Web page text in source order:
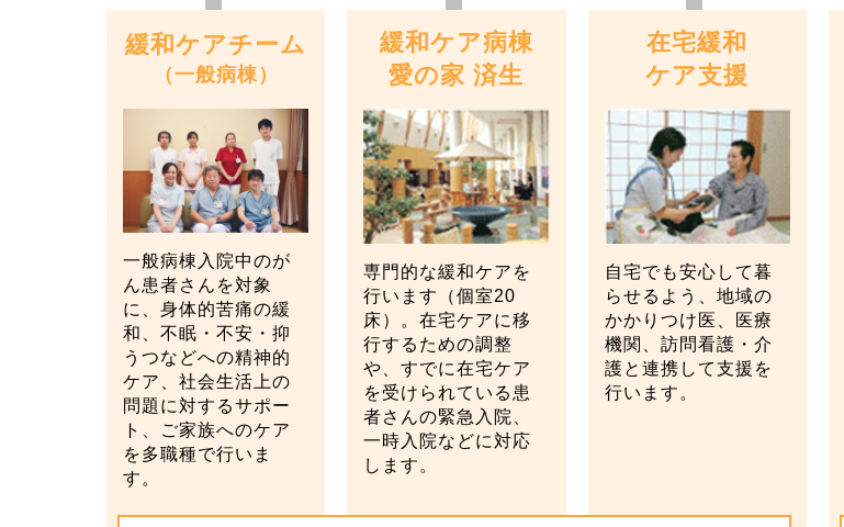
緩和ケアチーム
（一般病棟）
一般病棟入院中のが
ん患者さんを対象
に、身体的苦痛の緩
和、不眠・不安・抑
うつなどへの精神的
ケア、社会生活上の
問題に対するサポー
ト、ご家族へのケア
を多職種で行いま
す。
緩和ケア病棟
愛の家 済生
専門的な緩和ケアを
行います（個室20
床）。在宅ケアに移
行するための調整
や、すでに在宅ケア
を受けられている患
者さんの緊急入院、
一時入院などに対応
します。
在宅緩和
ケア支援
自宅でも安心して暮
らせるよう、地域の
かかりつけ医、医療
機関、訪問看護・介
護と連携して支援を
行います。